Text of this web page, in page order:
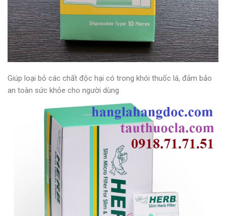
Giúp loại bỏ các chất độc hại có trong khói thuốc lá, đảm bảo
an toàn sức khỏe cho người dùng